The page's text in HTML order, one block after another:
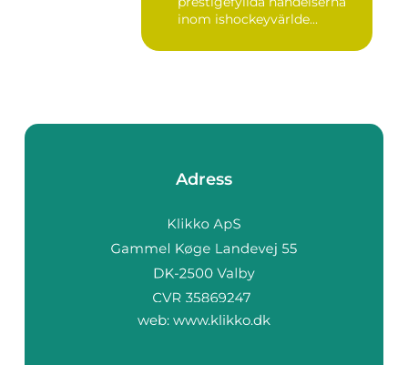
inom ishockeyvärlde...
Adress
web: www.klikko.dk